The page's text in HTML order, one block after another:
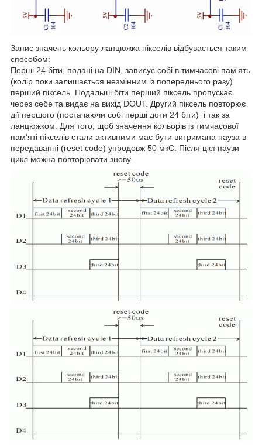
Запис значень кольору ланцюжка пікселів відбувається таким
способом:
Перші 24 біти, подані на DIN, записує собі в тимчасові пам'ять
(колір поки залишається незмінним із попереднього разу)
перший піксель. Подальші біти перший піксель пропускає
через себе та видає на вихід DOUT. Другий піксель повторює
дії першого (постачаючи собі перші доти 24 біти) і так за
ланцюжком. Для того, щоб значення кольорів із тимчасової
пам'яті пікселів стали активними має бути витримана пауза в
передаванні (reset code) упродовж 50 мкС. Після цієї паузи
цикл можна повторювати знову.